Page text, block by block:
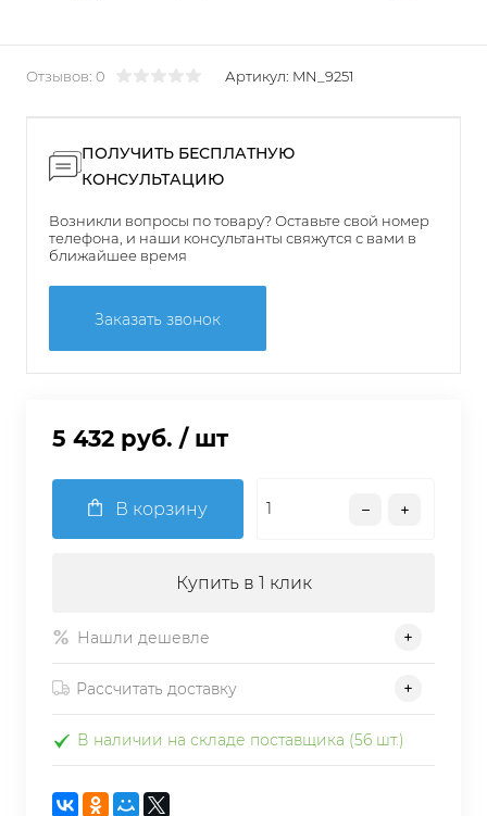
Отзывов: 0 Артикул: MN_9251
ПОЛУЧИТЬ БЕСПЛАТНУЮ
КОНСУЛЬТАЦИЮ
Возникли вопросы по товару? Оставьте свой номер
телефона, и наши консультанты свяжутся с вами в
ближайшее время
Заказать звонок
5 432 руб. / шт
В корзину
Купить в 1 клик
Нашли дешевле
Рассчитать доставку
В наличии на складе поставщика (56 шт.)